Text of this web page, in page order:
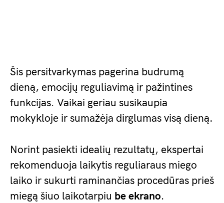
Šis persitvarkymas pagerina budrumą
dieną, emocijų reguliavimą ir pažintines
funkcijas. Vaikai geriau susikaupia
mokykloje ir sumažėja dirglumas visą dieną.
Norint pasiekti idealių rezultatų, ekspertai
rekomenduoja laikytis reguliaraus miego
laiko ir sukurti raminančias procedūras prieš
miegą šiuo laikotarpiu be ekrano.